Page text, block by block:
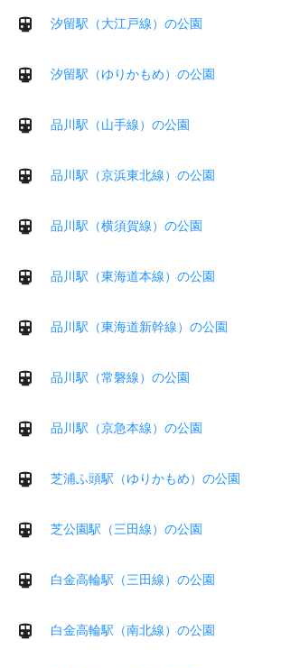
汐留駅（大江戸線）の公園
汐留駅（ゆりかもめ）の公園
品川駅（山手線）の公園
品川駅（京浜東北線）の公園
品川駅（横須賀線）の公園
品川駅（東海道本線）の公園
品川駅（東海道新幹線）の公園
品川駅（常磐線）の公園
品川駅（京急本線）の公園
芝浦ふ頭駅（ゆりかもめ）の公園
芝公園駅（三田線）の公園
白金高輪駅（三田線）の公園
白金高輪駅（南北線）の公園